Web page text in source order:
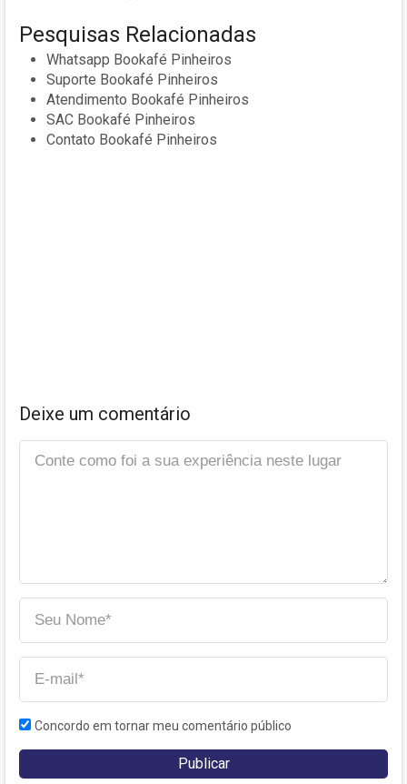
Pesquisas Relacionadas
Whatsapp Bookafé Pinheiros
Suporte Bookafé Pinheiros
Atendimento Bookafé Pinheiros
SAC Bookafé Pinheiros
Contato Bookafé Pinheiros
Deixe um comentário
Concordo em tornar meu comentário público